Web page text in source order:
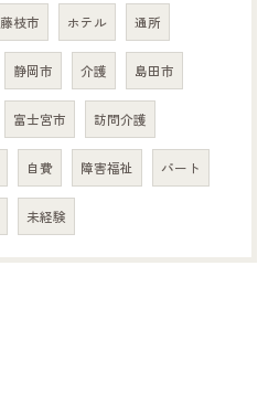
藤枝市 ホテル 通所
静岡市 介護 島田市
富士宮市 訪問介護
自費 障害福祉 パート
未経験